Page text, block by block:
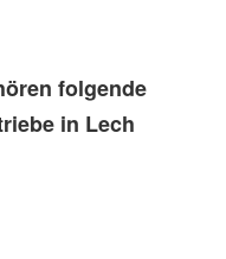
folgende
in Lech